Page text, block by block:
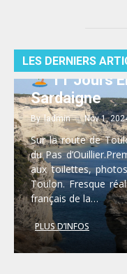
LES DERNIERS
11 Jours
Sardaigne
By ladmin Nov 1,
Sur la route de
du Pas
aux toilettes,
Toulon. Fresque
français de la…
PLUS D’INFOS